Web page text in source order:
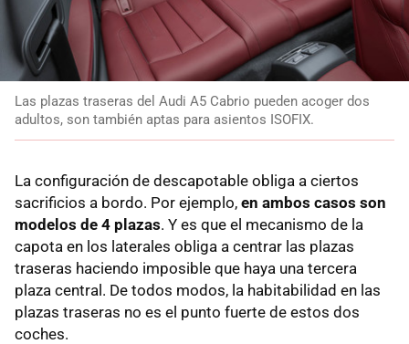
Las plazas traseras del Audi A5 Cabrio pueden acoger dos
adultos, son también aptas para asientos ISOFIX.
La configuración de descapotable obliga a ciertos
sacrificios a bordo. Por ejemplo, en ambos casos son
modelos de 4 plazas. Y es que el mecanismo de la
capota en los laterales obliga a centrar las plazas
traseras haciendo imposible que haya una tercera
plaza central. De todos modos, la habitabilidad en las
plazas traseras no es el punto fuerte de estos dos
coches.